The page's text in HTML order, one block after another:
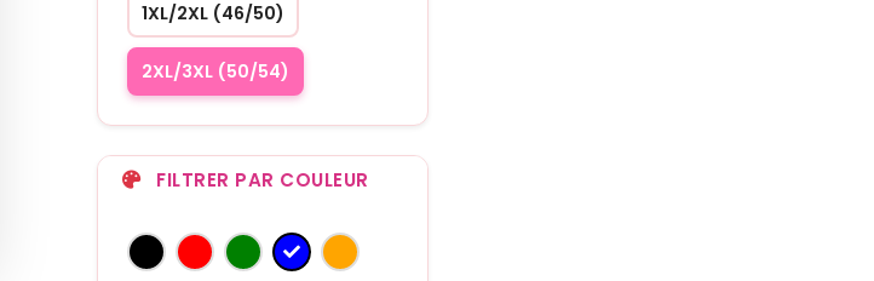
1XL/2XL (46/50)
2XL/3XL (50/54)
FILTRER PAR COULEUR